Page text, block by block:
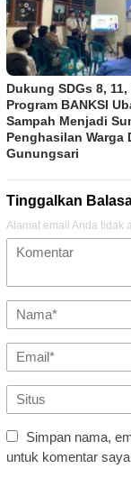
Dukung SDGs 8, 11,
Program BANKSI
Sampah Menjadi
Penghasilan Warga
Gunungsari
Tinggalkan
Alamat email Anda tidak
Simpan nama,
untuk komentar